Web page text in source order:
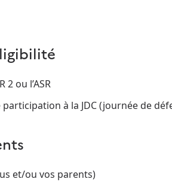
2 ou l’ASR
à la JDC (journée de
et/ou vos parents)